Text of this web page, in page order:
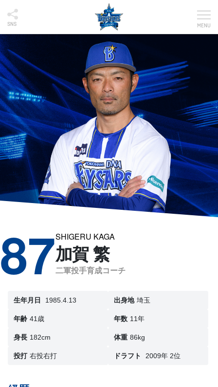
SNS MENU
87SHIGERU KAGA
加賀 繁
二軍投手育成コーチ
生年月日 1985.4.13 出身地 埼玉
年齢 41歳 年数 11年
身長 182cm 体重 86kg
投打 右投右打 ドラフト 2009年 2位